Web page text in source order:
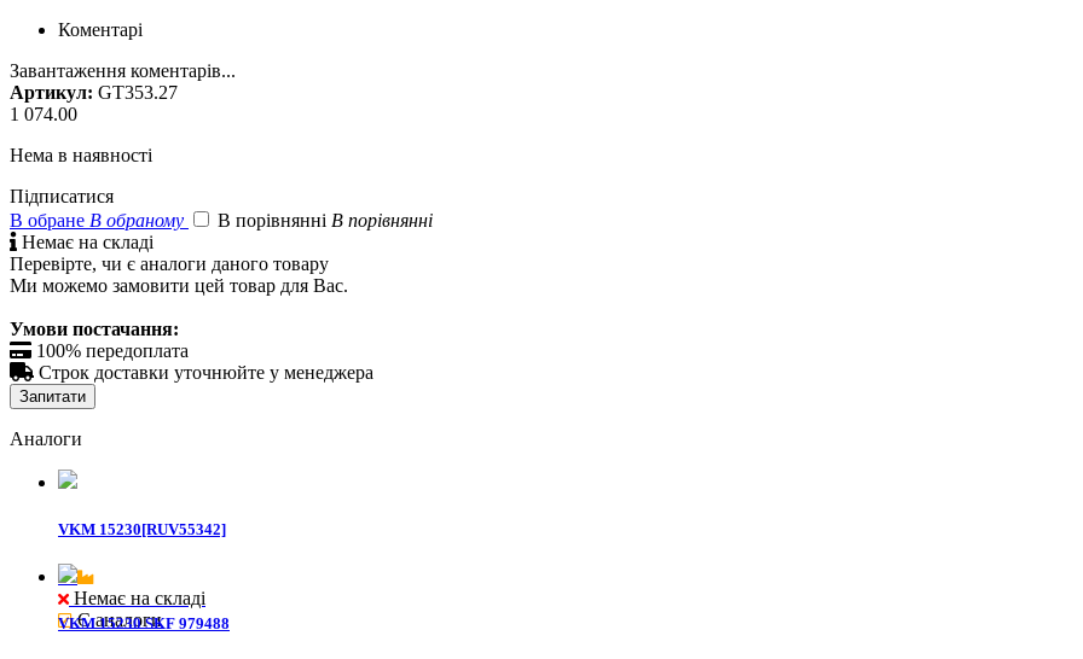
Коментарі
Завантаження коментарів...
Артикул: GT353.27
1 074.00
Нема в наявності
Підписатися
В обране В обраному В порівнянні В порівнянні
 Немає на складі
Перевірте, чи є аналоги даного товару
Ми можемо замовити цей товар для Вас.
Умови постачання:
 100% передоплата
 Строк доставки уточнюйте у менеджера
Запитати
Аналоги
VKM 15230[RUV55342]
Немає на складі
Є аналоги
VKM 15230 SKF 979488